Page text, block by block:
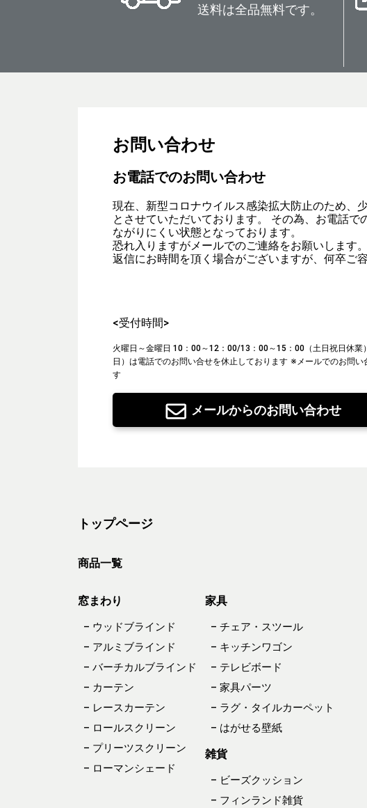
送料は全品無料です。
お問い合わせ
お電話でのお問い合わせ
現在、新型コロナウイルス感染拡大防止のため、
とさせていただいております。 その為、お電話で
ながりにくい状態となっております。
恐れ入りますがメールでのご連絡をお願いします。
返信にお時間を頂く場合がございますが、何卒ご
<受付時間>
火曜日～金曜日 10：00～12：00/13：00～15：00（土日祝日休業）
日）は電話でのお問い合せを休止しております ※メールでのお問い
す
メールからのお問い合わせ
トップページ
商品一覧
窓まわり
– ウッドブラインド
– アルミブラインド
– バーチカルブラインド
– カーテン
– レースカーテン
– ロールスクリーン
– プリーツスクリーン
– ローマンシェード
家具
– チェア・スツール
– キッチンワゴン
– テレビボード
– 家具パーツ
– ラグ・タイルカーペット
– はがせる壁紙
雑貨
– ビーズクッション
– フィンランド雑貨